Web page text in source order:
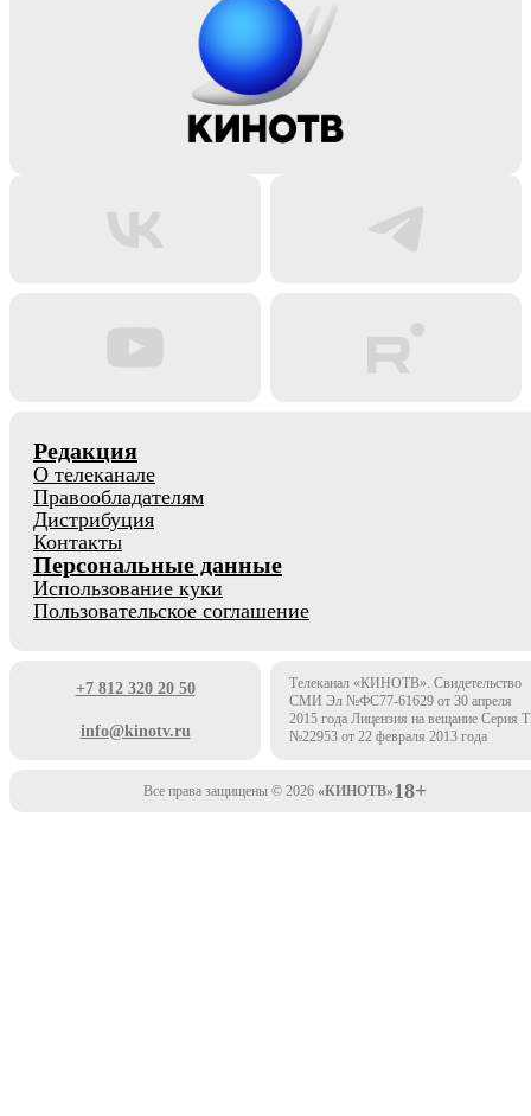
Редакция
О телеканале
Правообладателям
Дистрибуция
Контакты
Персональные данные
Использование куки
Пользовательское соглашение
+7 812 320 20 50
info@kinotv.ru
Телеканал «КИНОТВ». Свидетельство
СМИ Эл №ФС77-61629 от 30 апреля
2015 года Лицензия на вещание Серия
№22953 от 22 февраля 2013 года
Все права защищены © 2026 «КИНОТВ»18+